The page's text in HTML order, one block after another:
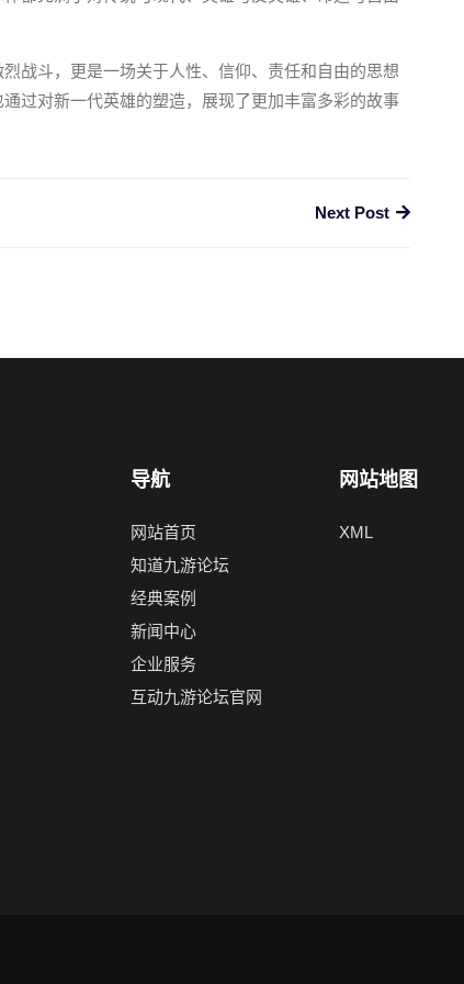
战斗，更是一场关于人性、信仰、责任和自由的思想
过对新一代英雄的塑造，展现了更加丰富多彩的故事
Next Post
导航
网站首页
知道九游论坛
经典案例
新闻中心
企业服务
互动九游论坛官网
网站地图
XML